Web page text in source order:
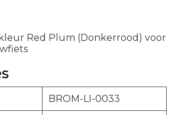
Red Plum (Donkerrood) voor
BROM-LI-0033